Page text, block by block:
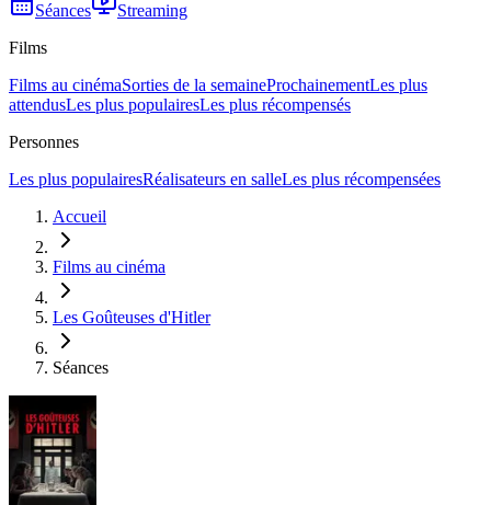
Séances
Streaming
Films
Films au cinémaSorties de la semaineProchainementLes plus
attendusLes plus populairesLes plus récompensés
Personnes
Les plus populairesRéalisateurs en salleLes plus récompensées
Accueil
Films au cinéma
Les Goûteuses d'Hitler
Séances